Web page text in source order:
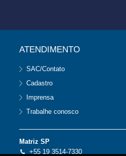
ATENDIMENTO
SAC/Contato
Cadastro
Imprensa
Trabalhe conosco
Matriz SP
+55 19 3514-7330